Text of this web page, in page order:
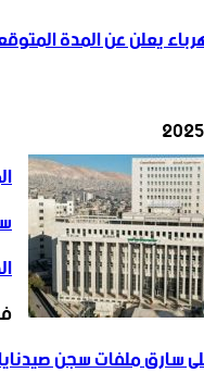
يعلن عن المدة
سارق ملفات سجن